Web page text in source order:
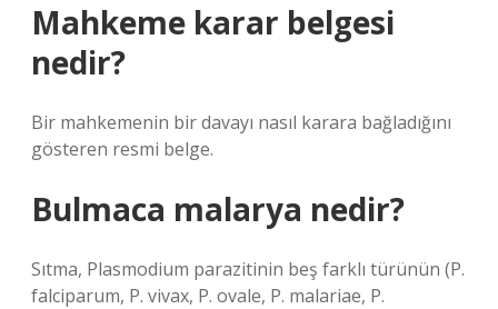
Mahkeme karar belgesi
nedir?
Bir mahkemenin bir davayı nasıl karara bağladığını
gösteren resmi belge.
Bulmaca malarya nedir?
Sıtma, Plasmodium parazitinin beş farklı türünün (P.
falciparum, P. vivax, P. ovale, P. malariae, P.